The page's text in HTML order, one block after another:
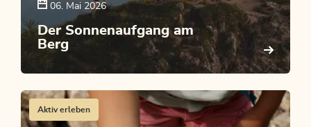
06. Mai 2026
Der Sonnenaufgang am
Berg
Aktiv erleben